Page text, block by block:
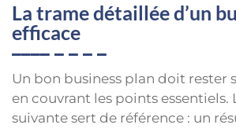
La trame détaillée d’un
efficace
Un bon business plan doit rester
en couvrant les points essentiels.
suivante sert de référence : un